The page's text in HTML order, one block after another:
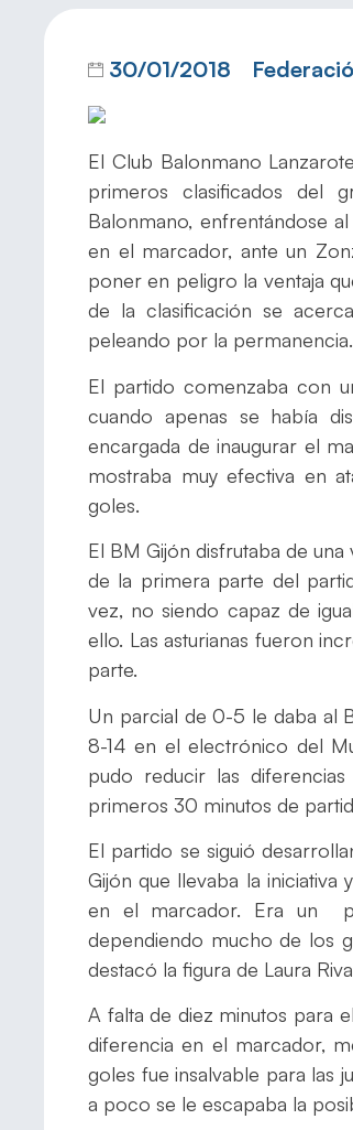
30/01/2018
El Club Balonmano
primeros clasificados del
Balonmano, enfrentándose
en el marcador, ante un
poner en peligro la ventaja
de la clasificación se
peleando por la permanencia.
El partido comenzaba con
cuando apenas se había
encargada de inaugurar el
mostraba muy efectiva en
goles.
El BM Gijón disfrutaba de
de la primera parte del
vez, no siendo capaz de
ello. Las asturianas fueron
parte.
Un parcial de 0-5 le daba al
8-14 en el electrónico del
pudo reducir las
primeros 30 minutos de
El partido se siguió
Gijón que llevaba la
en el marcador. Era un
dependiendo mucho de los
destacó la figura de Laura
A falta de diez minutos para
diferencia en el marcador,
goles fue insalvable para las
a poco se le escapaba la